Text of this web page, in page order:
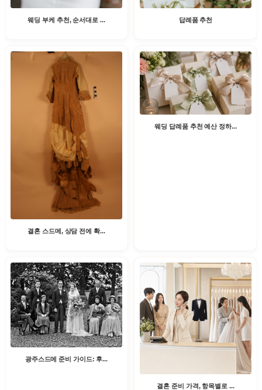
웨딩 부케 추천, 순서대로 ... 답례품 추천
결혼 스드메, 상담 전에 확...
웨딩 답례품 추천 예산 정하...
광주스드메 준비 가이드: 후...
결혼 준비 가격, 항목별로 ...